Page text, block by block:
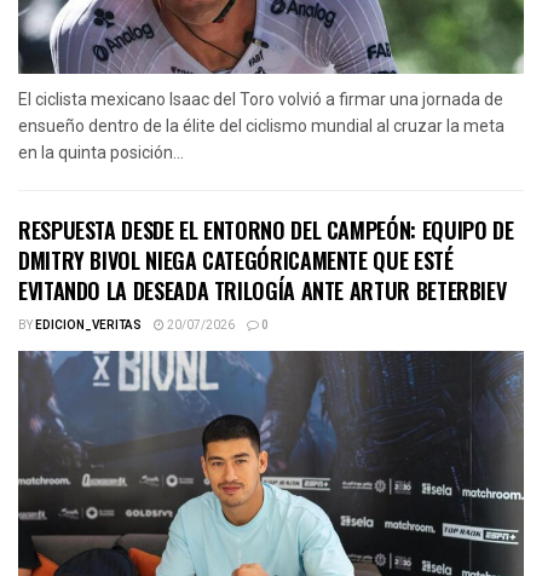
El ciclista mexicano Isaac del Toro volvió a firmar una jornada de
ensueño dentro de la élite del ciclismo mundial al cruzar la meta
en la quinta posición...
RESPUESTA DESDE EL ENTORNO DEL CAMPEÓN: EQUIPO DE
DMITRY BIVOL NIEGA CATEGÓRICAMENTE QUE ESTÉ
EVITANDO LA DESEADA TRILOGÍA ANTE ARTUR BETERBIEV
BYEDICION_VERITAS 20/07/2026 0